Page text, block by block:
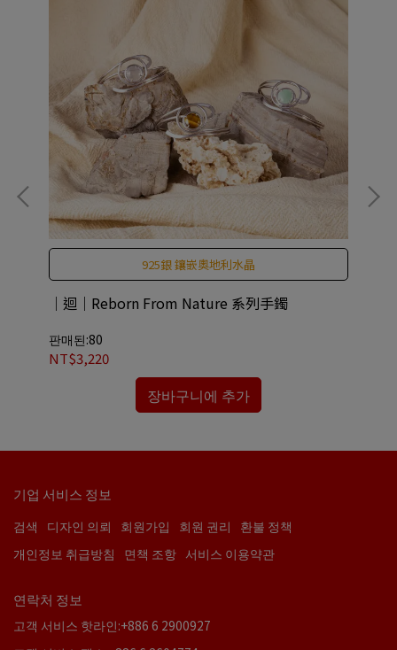
925銀 鑲嵌奧地利水晶
｜迴｜Reborn From Nature 系列手鐲
판매된:80
NT$3,220
장바구니에 추가
기업 서비스 정보
검색 디자인 의뢰 회원가입 회원 권리
환불 정책
개인정보 취급방침
면책 조항 서비스 이용약관
연락처 정보
고객 서비스 핫라인:+886 6 2900927